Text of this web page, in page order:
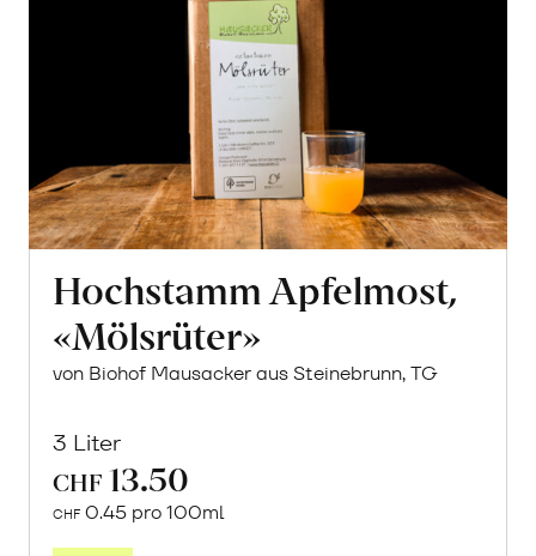
Hochstamm Apfelmost,
«Mölsrüter»
von Biohof Mausacker aus Steinebrunn, TG
3 Liter
CHF 13.50
CHF 0.45 pro 100ml